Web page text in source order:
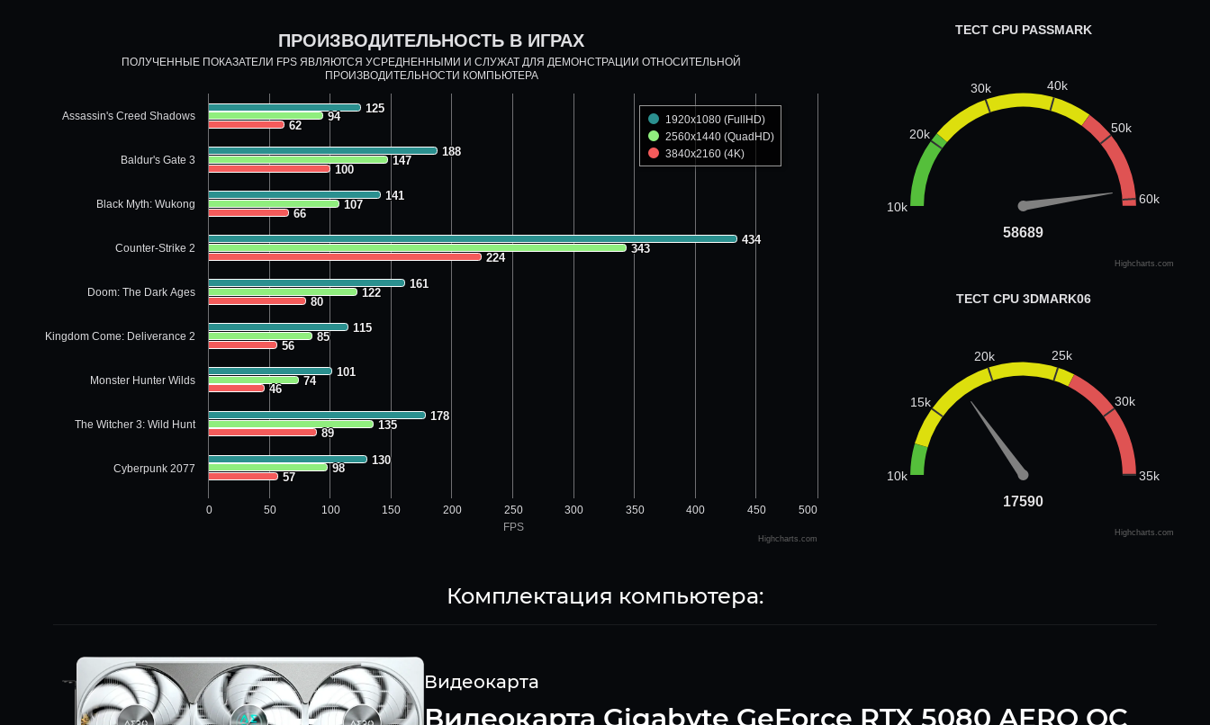
FPS
ПРОИЗВОДИТЕЛЬНОСТЬ В ИГРАХ
ПОЛУЧЕННЫЕ ПОКАЗАТЕЛИ FPS ЯВЛЯЮТСЯ УСРЕДНЕННЫМИ И СЛУЖАТ ДЛЯ ДЕМОНСТРАЦИИ ОТНОСИТЕЛЬНОЙ
ПРОИЗВОДИТЕЛЬНОСТИ КОМПЬЮТЕРА
125
125
188
188
141
141
434
434
161
161
115
115
101
101
178
178
130
130
94
94
147
147
107
107
343
343
122
122
85
85
74
74
135
135
98
98
62
62
100
100
66
66
224
224
80
80
56
56
46
46
89
89
57
57
1920x1080 (FullHD)
2560x1440 (QuadHD)
3840x2160 (4K)
0 50 100 150 200 250 300 350 400 450 500
Assassin's Creed Shadows
Baldur's Gate 3
Black Myth: Wukong
Counter-Strike 2
Doom: The Dark Ages
Kingdom Come: Deliverance 2
Monster Hunter Wilds
The Witcher 3: Wild Hunt
Cyberpunk 2077
Highcharts.com
58689
58689
ТЕСТ CPU PASSMARK
10k
20k
30k 40k
50k
60k
Highcharts.com
17590
17590
ТЕСТ CPU 3DMARK06
10k
15k
20k 25k
30k
35k
Highcharts.com
Комплектация компьютера:
Видеокарта